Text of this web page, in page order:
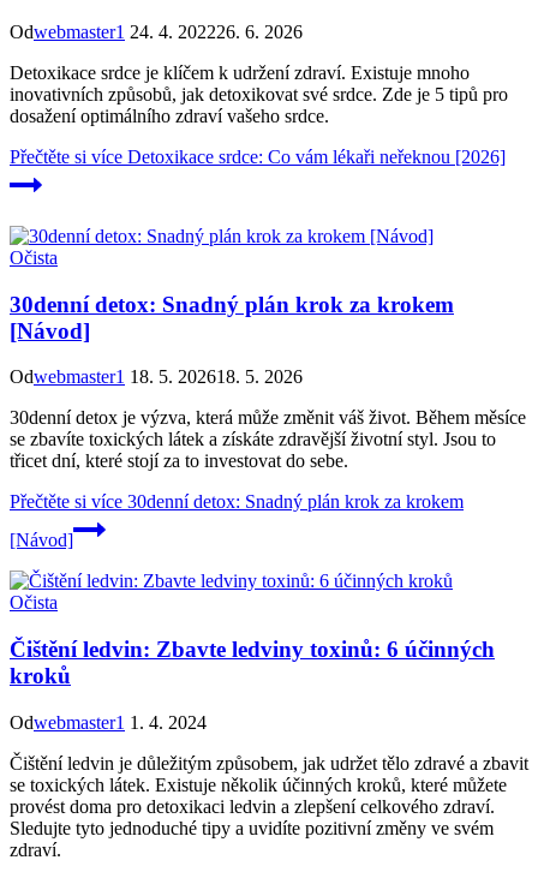
Odwebmaster1 24. 4. 202226. 6. 2026
Detoxikace srdce je klíčem k udržení zdraví. Existuje mnoho
inovativních způsobů, jak detoxikovat své srdce. Zde je 5 tipů pro
dosažení optimálního zdraví vašeho srdce.
Přečtěte si více Detoxikace srdce: Co vám lékaři neřeknou [2026]
Očista
30denní detox: Snadný plán krok za krokem
[Návod]
Odwebmaster1 18. 5. 202618. 5. 2026
30denní detox je výzva, která může změnit váš život. Během měsíce
se zbavíte toxických látek a získáte zdravější životní styl. Jsou to
třicet dní, které stojí za to investovat do sebe.
Přečtěte si více 30denní detox: Snadný plán krok za krokem
[Návod]
Očista
Čištění ledvin: Zbavte ledviny toxinů: 6 účinných
kroků
Odwebmaster1 1. 4. 2024
Čištění ledvin je důležitým způsobem, jak udržet tělo zdravé a zbavit
se toxických látek. Existuje několik účinných kroků, které můžete
provést doma pro detoxikaci ledvin a zlepšení celkového zdraví.
Sledujte tyto jednoduché tipy a uvidíte pozitivní změny ve svém
zdraví.